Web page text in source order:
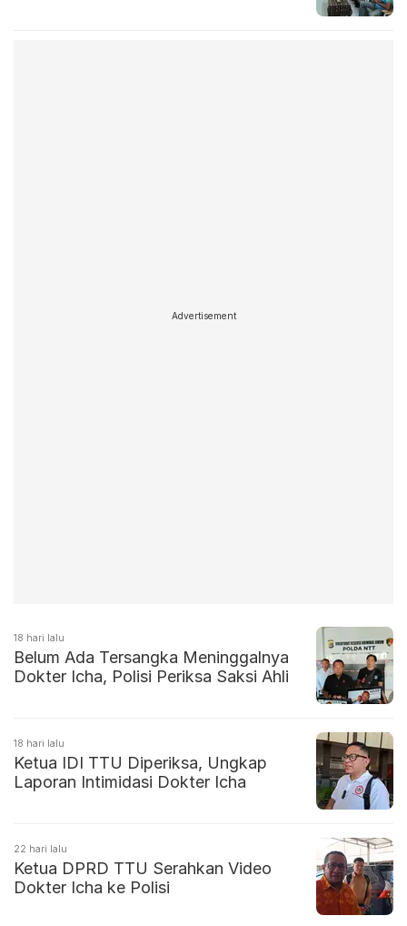
Advertisement
18 hari lalu
Belum Ada Tersangka Meninggalnya
Dokter Icha, Polisi Periksa Saksi Ahli
18 hari lalu
Ketua IDI TTU Diperiksa, Ungkap
Laporan Intimidasi Dokter Icha
22 hari lalu
Ketua DPRD TTU Serahkan Video
Dokter Icha ke Polisi